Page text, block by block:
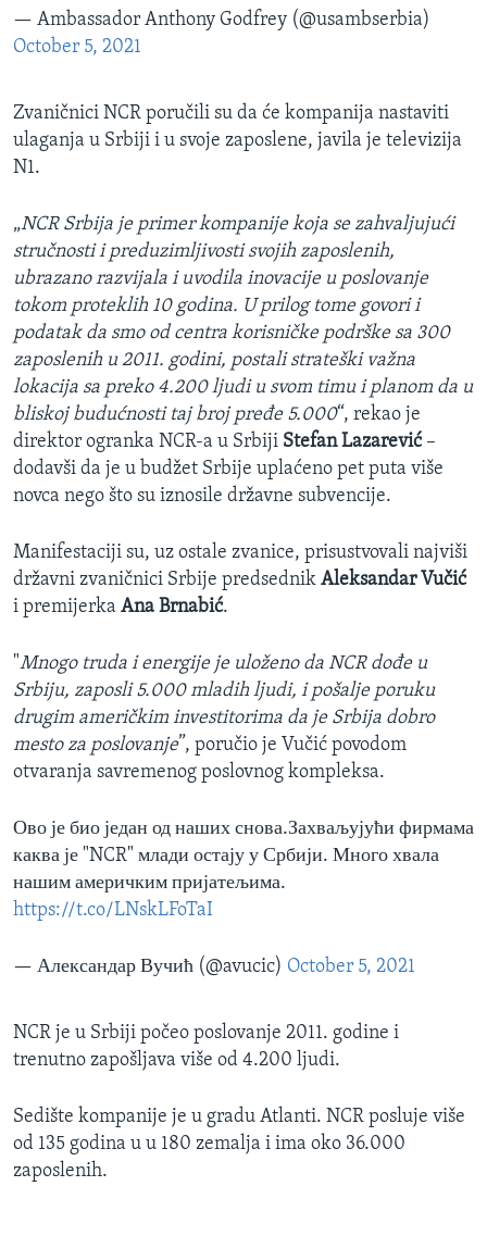
— Ambassador Anthony Godfrey (@usambserbia)
October 5, 2021
Zvaničnici NCR poručili su da će kompanija nastaviti
ulaganja u Srbiji i u svoje zaposlene, javila je televizija
N1.
„NCR Srbija je primer kompanije koja se zahvaljujući
stručnosti i preduzimljivosti svojih zaposlenih,
ubrazano razvijala i uvodila inovacije u poslovanje
tokom proteklih 10 godina. U prilog tome govori i
podatak da smo od centra korisničke podrške sa 300
zaposlenih u 2011. godini, postali strateški važna
lokacija sa preko 4.200 ljudi u svom timu i planom da u
bliskoj budućnosti taj broj pređe 5.000“, rekao je
direktor ogranka NCR-a u Srbiji Stefan Lazarević–
dodavši da je u budžet Srbije uplaćeno pet puta više
novca nego što su iznosile državne subvencije.
Manifestaciji su, uz ostale zvanice, prisustvovali najviši
državni zvaničnici Srbije predsednik Aleksandar Vučić
i premijerka Ana Brnabić.
"Mnogo truda i energije je uloženo da NCR dođe u
Srbiju, zaposli 5.000 mladih ljudi, i pošalje poruku
drugim američkim investitorima da je Srbija dobro
mesto za poslovanje”, poručio je Vučić povodom
otvaranja savremenog poslovnog kompleksa.
Ово је био један од наших снова.Захваљујући фирмама
каква је "NCR" млади остају у Србији. Много хвала
нашим америчким пријатељима.
https://t.co/LNskLFoTaI
— Александар Вучић (@avucic) October 5, 2021
NCR je u Srbiji počeo poslovanje 2011. godine i
trenutno zapošljava više od 4.200 ljudi.
Sedište kompanije je u gradu Atlanti. NCR posluje više
od 135 godina u u 180 zemalja i ima oko 36.000
zaposlenih.